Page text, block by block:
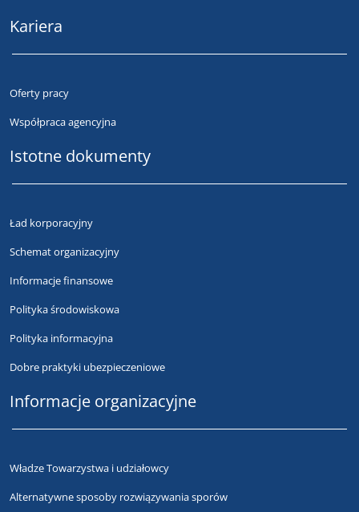
Kariera
Oferty pracy
Współpraca agencyjna
Istotne dokumenty
Ład korporacyjny
Schemat organizacyjny
Informacje finansowe
Polityka środowiskowa
Polityka informacyjna
Dobre praktyki ubezpieczeniowe
Informacje organizacyjne
Władze Towarzystwa i udziałowcy
Alternatywne sposoby rozwiązywania sporów